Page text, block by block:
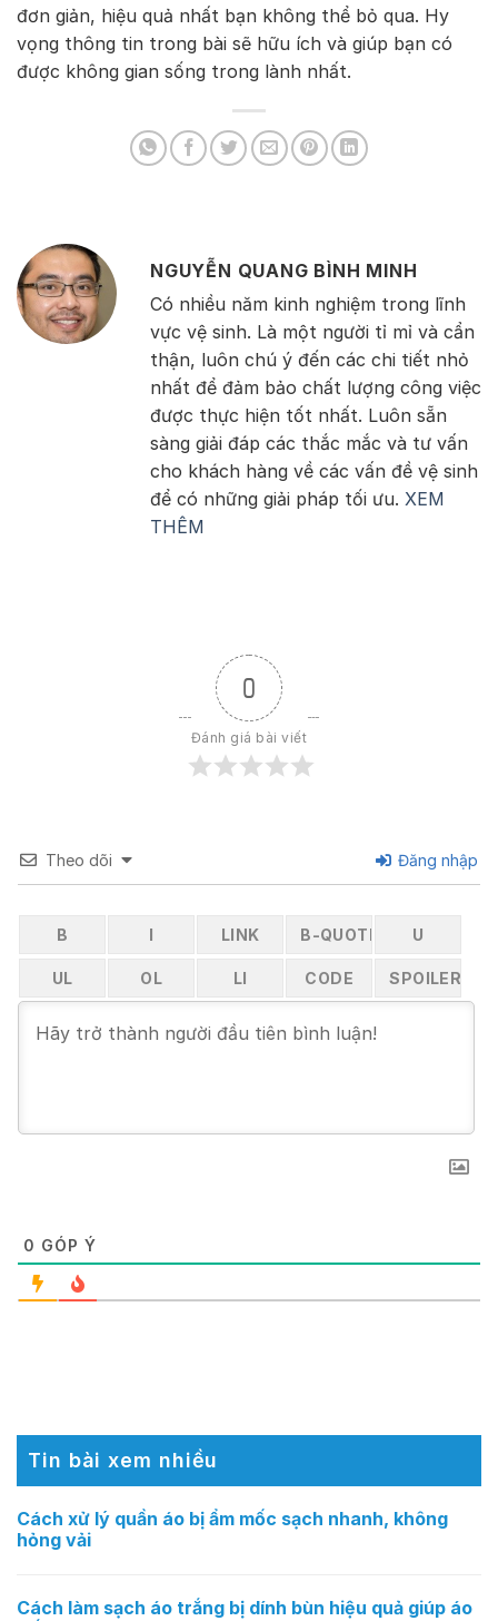
đơn giản, hiệu quả nhất bạn không thể bỏ qua. Hy
vọng thông tin trong bài sẽ hữu ích và giúp bạn có
được không gian sống trong lành nhất.
NGUYỄN QUANG BÌNH MINH
Có nhiều năm kinh nghiệm trong lĩnh
vực vệ sinh. Là một người tỉ mỉ và cẩn
thận, luôn chú ý đến các chi tiết nhỏ
nhất để đảm bảo chất lượng công việc
được thực hiện tốt nhất. Luôn sẵn
sàng giải đáp các thắc mắc và tư vấn
cho khách hàng về các vấn đề vệ sinh
để có những giải pháp tối ưu. XEM
THÊM
0
Đánh giá bài viết
Theo dõi Đăng nhập
0 GÓP Ý
Tin bài xem nhiều
Cách xử lý quần áo bị ẩm mốc sạch nhanh, không
hỏng vải
Cách làm sạch áo trắng bị dính bùn hiệu quả giúp áo